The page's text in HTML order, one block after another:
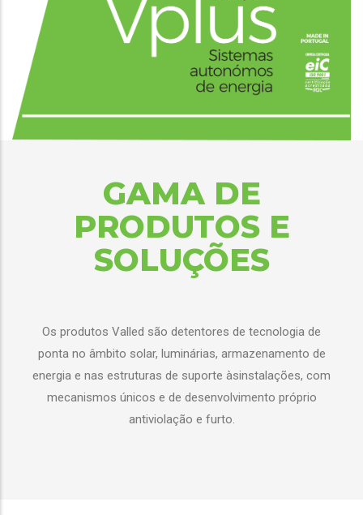
GAMA DE
PRODUTOS E
SOLUÇÕES
Os produtos Valled são detentores de tecnologia de
ponta no âmbito solar, luminárias, armazenamento de
energia e nas estruturas de suporte àsinstalações, com
mecanismos únicos e de desenvolvimento próprio
antiviolação e furto.